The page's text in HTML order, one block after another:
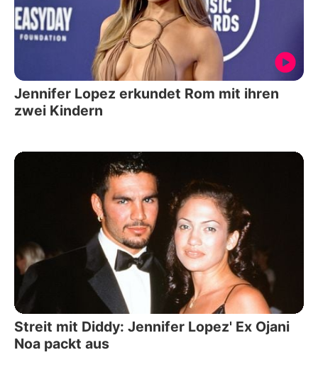
Jennifer Lopez erkundet Rom mit ihren
zwei Kindern
Streit mit Diddy: Jennifer Lopez' Ex Ojani
Noa packt aus